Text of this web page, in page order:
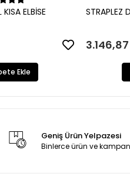
Ekle
ELBİSE
Ekle
STRAPLEZ
3.146,87
Geniş Ürün Yelpazesi
Binlerce ürün ve